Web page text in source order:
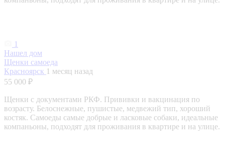
1
Нашел дом
Щенки самоеда
Красноярск 1 месяц назад
55 000 ₽
Щенки с документами РКФ. Прививки и вакцинация по
возрасту. Белоснежные, пушистые, медвежий тип, хороший
костяк. Самоеды самые добрые и ласковые собаки, идеальные
компаньоны, подходят для проживания в квартире и на улице.